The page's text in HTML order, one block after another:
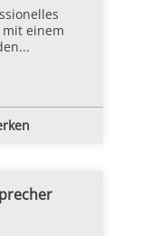
mit einem